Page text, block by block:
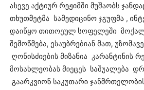
ასევე აქტიურ რეჟიმში მუშაობს
თხუთმეტმა სამედიცინო ჯგუფმა ,
დაიწყო თითოეულ სოფელეში
შემოწმება, ესაუბრებიან მათ,
ღონისძიების მიზანია კარანტინის
მოსახლეობას მიეცეს საშუალება
გაარკვიონ საკუთარი